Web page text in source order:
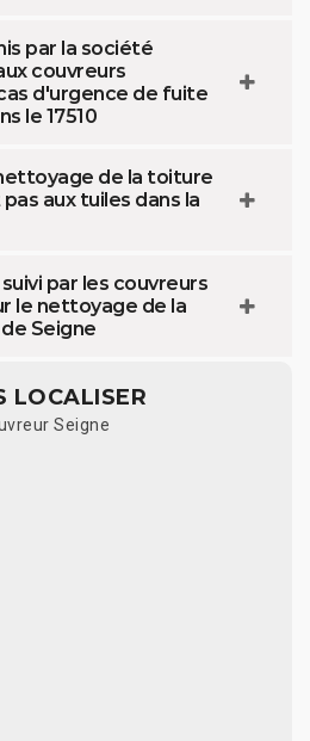
par la société
couvreurs
d'urgence de fuite
le 17510
de la toiture
aux tuiles dans la
par les couvreurs
le nettoyage de la
Seigne
LOCALISER
Seigne